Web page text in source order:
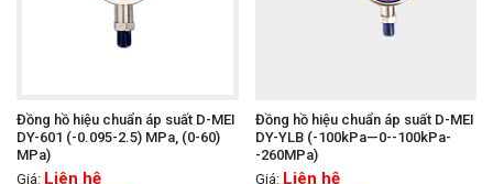
Đồng hồ hiệu chuẩn áp suất D-MEI
DY-601 (-0.095-2.5) MPa, (0-60)
MPa)
Giá: Liên hệ
Đồng hồ hiệu chuẩn áp suất D-MEI
DY-YLB (-100kPa—0--100kPa-
-260MPa)
Giá: Liên hệ